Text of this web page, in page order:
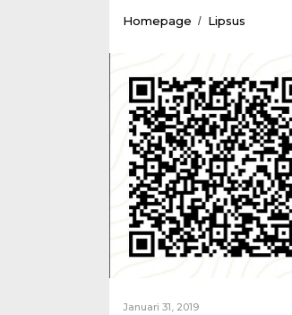
Homepage / Lipsus
Terhadap
dan
Anak
di
Konawe
Menurun
Januari 31, 2019Oleh